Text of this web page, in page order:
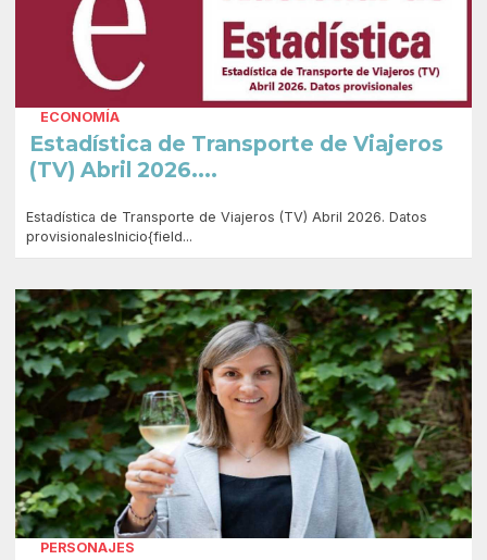
ECONOMÍA
Estadística de Transporte de Viajeros
(TV) Abril 2026....
Estadística de Transporte de Viajeros (TV) Abril 2026. Datos
provisionalesInicio{field...
PERSONAJES